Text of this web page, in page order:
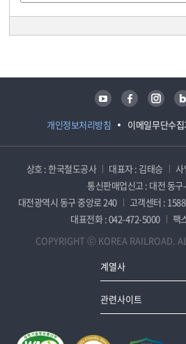
개인정보처리방침 이메일무단수
유튜브 페이스북 인스타그램 블로그
상호 : 한국철도공사 대표자 : 김태승
사
통신판매업신고 : 대전 동
대전광역시 동구 중앙로 240
고객센터 :
대표전화 : 042-472-5000
팩
COPYRIGHT ⓒ KOREA RAILROAD.
계열사
관련사이트